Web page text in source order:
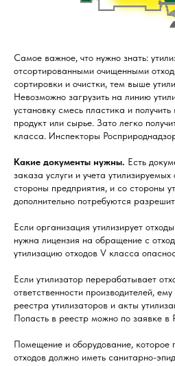
Самое важное, что нужно знать:
отсортированными очищенными
сортировки и очистки, тем выше
Невозможно загрузить на линию
установку смесь пластика и
продукт или сырье. Зато легко
класса. Инспекторы
Какие документы нужны. Есть
заказа услуги и учета
стороны предприятия, и со стороны
дополнительно потребуются
Если организация утилизирует
нужна лицензия на обращение с
утилизацию отходов V класса
Если утилизатор перерабатывает
ответственности производителей,
реестра утилизаторов и акты
Попасть в реестр можно по заявке в
Помещение и оборудование, которое
отходов должно иметь санитарно-